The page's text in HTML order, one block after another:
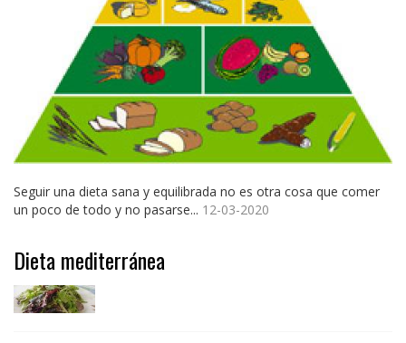
Seguir una dieta sana y equilibrada no es otra cosa que comer
un poco de todo y no pasarse... 12-03-2020
Dieta mediterránea